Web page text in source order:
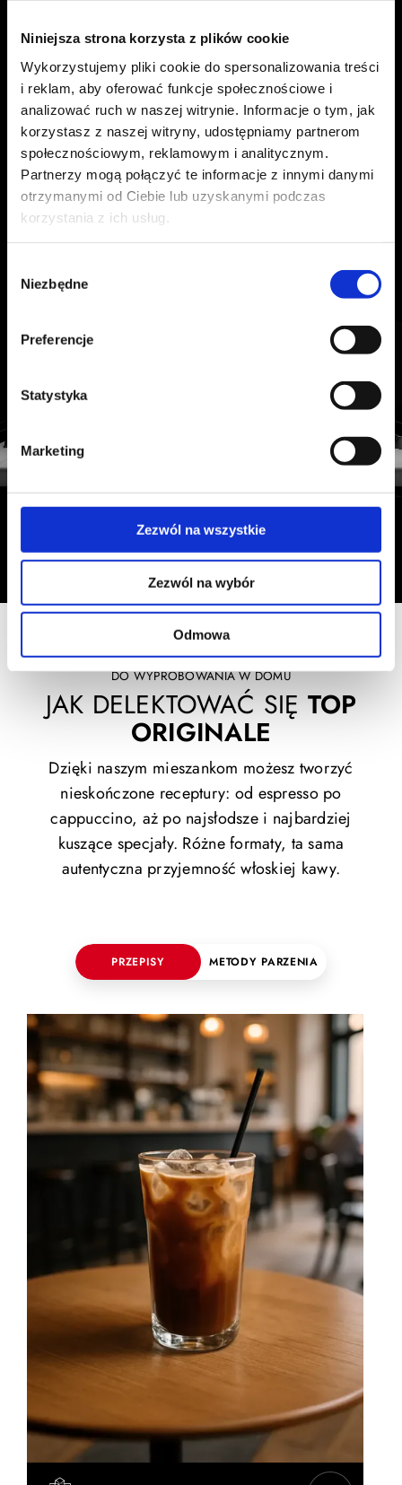
Niniejsza strona korzysta z plików cookie
Wykorzystujemy pliki cookie do spersonalizowania treści
i reklam, aby oferować funkcje społecznościowe i
analizować ruch w naszej witrynie. Informacje o tym, jak
korzystasz z naszej witryny, udostępniamy partnerom
społecznościowym, reklamowym i analitycznym.
Partnerzy mogą połączyć te informacje z innymi danymi
otrzymanymi od Ciebie lub uzyskanymi podczas
korzystania z ich usług.
zgody
Niezbędne
Preferencje
Statystyka
Marketing
Zezwól na wszystkie
Zezwól na wybór
Odmowa
SYMFONIASMAKU
Top Originale to kawa, która potrafi być
jednocześnie wyrafinowana i przyjazna.
Mieszanka stworzona dla tych, którzy kochają
jakość, nie rezygnując z codziennej
przyjemności prostego i autentycznego gestu:
przygotowania dobrej kawy w domu.
DO WYPRÓBOWANIA W DOMU
JAK DELEKTOWAĆ SIĘ TOP
ORIGINALE
Dzięki naszym mieszankom możesz tworzyć
nieskończone receptury: od espresso po
cappuccino, aż po najsłodsze i najbardziej
kuszące specjały. Różne formaty, ta sama
autentyczna przyjemność włoskiej kawy.
PRZEPISY METODY PARZENIA
CAFFÉ PELLINI
for:
CAFFÉ PELLINI
for: